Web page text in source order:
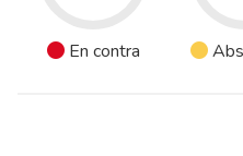
En contra